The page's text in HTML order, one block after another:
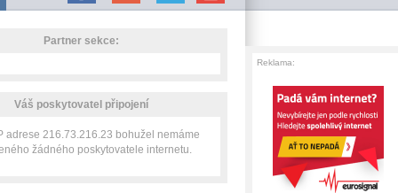
Partner sekce:
Váš poskytovatel připojení
adrese 216.73.216.23 bohužel nemáme
žádného poskytovatele internetu.
Reklama: